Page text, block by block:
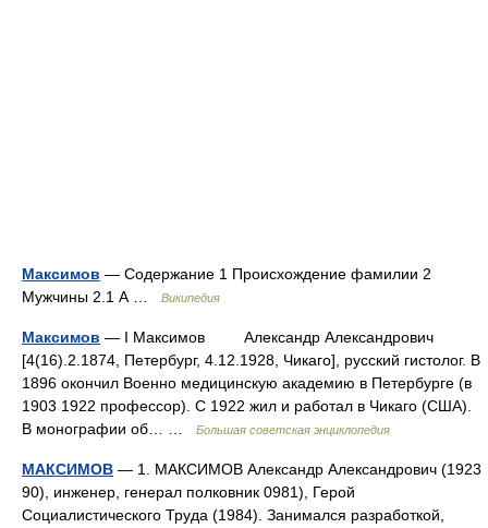
Максимов — Содержание 1 Происхождение фамилии 2
Мужчины 2.1 А …
Википедия
Максимов — I Максимов Александр Александрович
[4(16).2.1874, Петербург, 4.12.1928, Чикаго], русский гистолог. В
1896 окончил Военно медицинскую академию в Петербурге (в
1903 1922 профессор). С 1922 жил и работал в Чикаго (США).
В монографии об… …
Большая советская энциклопедия
МАКСИМОВ — 1. МАКСИМОВ Александр Александрович (1923
90), инженер, генерал полковник 0981), Герой
Социалистического Труда (1984). Занимался разработкой,